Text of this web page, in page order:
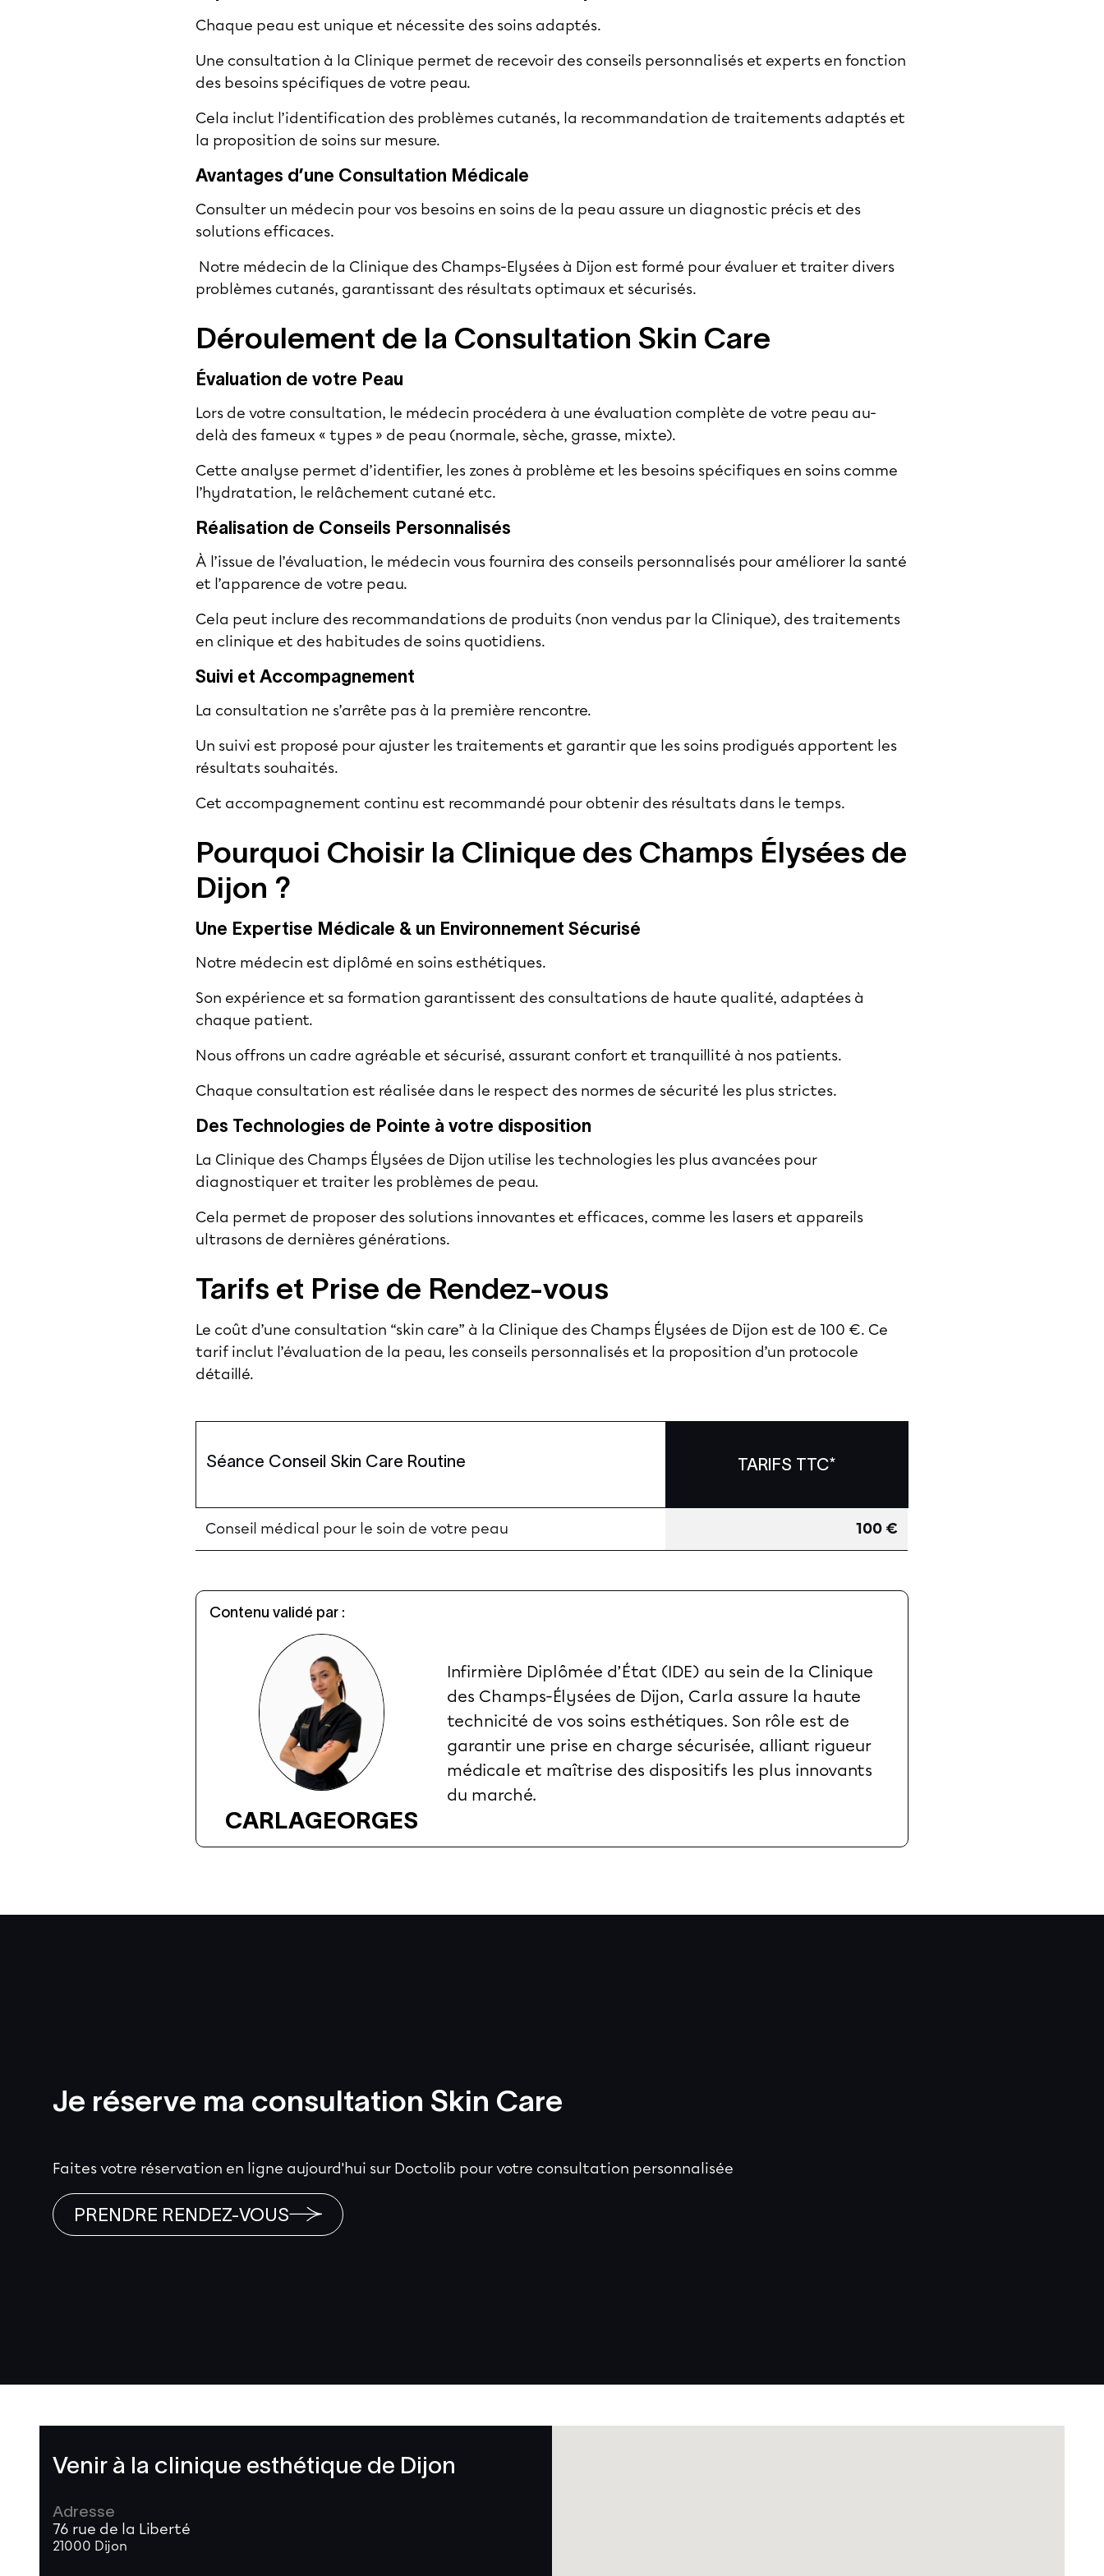
Chaque peau est unique et nécessite des soins adaptés.
Une consultation à la Clinique permet de recevoir des conseils personnalisés et experts en fonction
des besoins spécifiques de votre peau.
Cela inclut l’identification des problèmes cutanés, la recommandation de traitements adaptés et
la proposition de soins sur mesure.
Avantages d’une Consultation Médicale
Consulter un médecin pour vos besoins en soins de la peau assure un diagnostic précis et des
solutions efficaces.
Notre médecin de la Clinique des Champs-Elysées à Dijon est formé pour évaluer et traiter divers
problèmes cutanés, garantissant des résultats optimaux et sécurisés.
Déroulement de la Consultation Skin Care
Évaluation de votre Peau
Lors de votre consultation, le médecin procédera à une évaluation complète de votre peau au-
delà des fameux « types » de peau (normale, sèche, grasse, mixte).
Cette analyse permet d’identifier, les zones à problème et les besoins spécifiques en soins comme
l’hydratation, le relâchement cutané etc.
Réalisation de Conseils Personnalisés
À l’issue de l’évaluation, le médecin vous fournira des conseils personnalisés pour améliorer la santé
et l’apparence de votre peau.
Cela peut inclure des recommandations de produits (non vendus par la Clinique), des traitements
en clinique et des habitudes de soins quotidiens.
Suivi et Accompagnement
La consultation ne s’arrête pas à la première rencontre.
Un suivi est proposé pour ajuster les traitements et garantir que les soins prodigués apportent les
résultats souhaités.
Cet accompagnement continu est recommandé pour obtenir des résultats dans le temps.
Pourquoi Choisir la Clinique des Champs Élysées de
Dijon ?
Une Expertise Médicale & un Environnement Sécurisé
Notre médecin est diplômé en soins esthétiques.
Son expérience et sa formation garantissent des consultations de haute qualité, adaptées à
chaque patient.
Nous offrons un cadre agréable et sécurisé, assurant confort et tranquillité à nos patients.
Chaque consultation est réalisée dans le respect des normes de sécurité les plus strictes.
Des Technologies de Pointe à votre disposition
La Clinique des Champs Élysées de Dijon utilise les technologies les plus avancées pour
diagnostiquer et traiter les problèmes de peau.
Cela permet de proposer des solutions innovantes et efficaces, comme les lasers et appareils
ultrasons de dernières générations.
Tarifs et Prise de Rendez-vous
Le coût d’une consultation “skin care” à la Clinique des Champs Élysées de Dijon est de 100 €. Ce
tarif inclut l’évaluation de la peau, les conseils personnalisés et la proposition d’un protocole
détaillé.
Séance Conseil Skin Care Routine TARIFS TTC*
Conseil médical pour le soin de votre peau 100 €
Contenu validé par :
CARLAGEORGES
Infirmière Diplômée d’État (IDE) au sein de la Clinique
des Champs-Élysées de Dijon, Carla assure la haute
technicité de vos soins esthétiques. Son rôle est de
garantir une prise en charge sécurisée, alliant rigueur
médicale et maîtrise des dispositifs les plus innovants
du marché.
Je réserve ma consultation Skin Care
Faites votre réservation en ligne aujourd'hui sur Doctolib pour votre consultation personnalisée
PRENDRE RENDEZ-VOUS
Venir à la clinique esthétique de Dijon
Adresse
76 rue de la Liberté
21000 Dijon